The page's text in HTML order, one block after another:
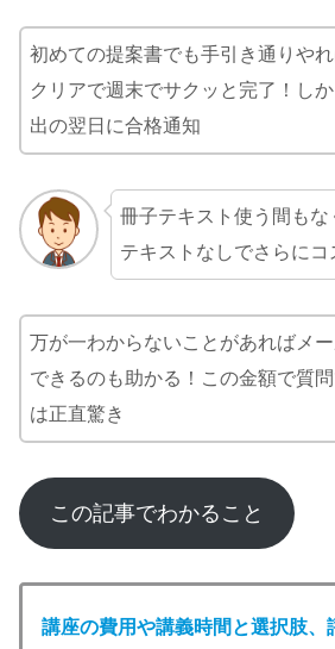
初めての提案書でも手引き通りや
クリアで週末でサクッと完了！し
出の翌日に合格通知
冊子テキスト使う間もな
テキストなしでさらに
万が一わからないことがあればメ
できるのも助かる！この金額で質
は正直驚き
この記事でわかること
講座の費用や講義時間と選択肢、